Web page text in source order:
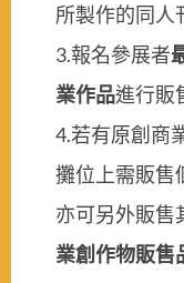
所製作的同人
3.報名參展者
業作品進行販
4.若有原創商
攤位上需販售
亦可另外販售
業創作物販售